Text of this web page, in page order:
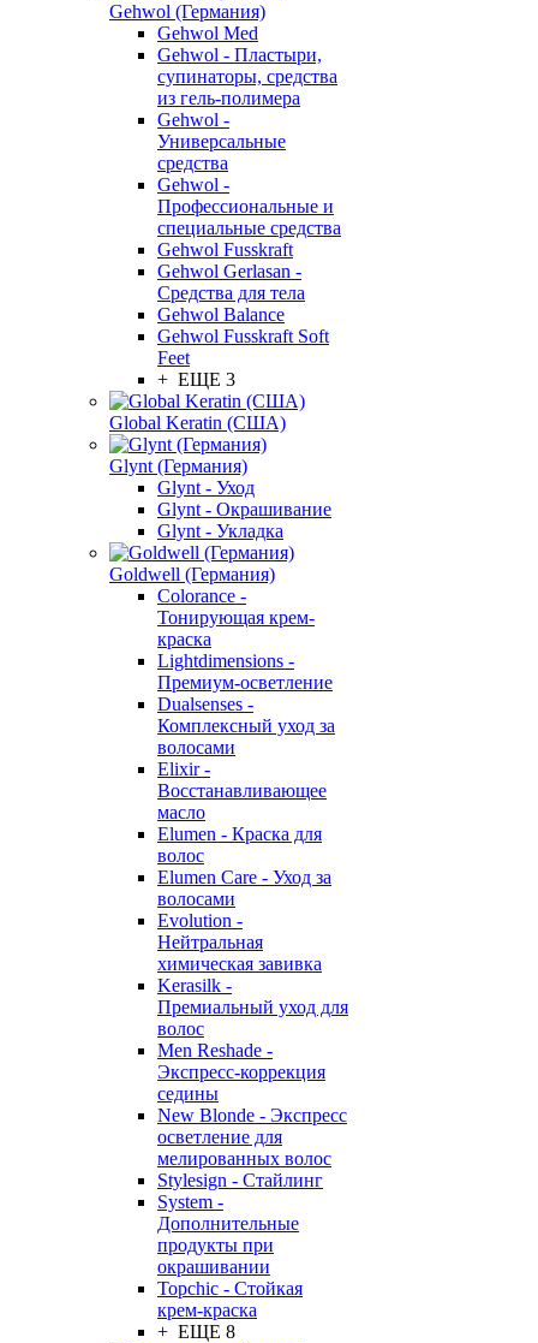
Gehwol (Германия)
Gehwol Med
Gehwol - Пластыри,
супинаторы, средства
из гель-полимера
Gehwol -
Универсальные
средства
Gehwol -
Профессиональные и
специальные средства
Gehwol Fusskraft
Gehwol Gerlasan -
Средства для тела
Gehwol Balance
Gehwol Fusskraft Soft
Feet
+ ЕЩЕ 3
Global Keratin (США)
Glynt (Германия)
Glynt - Уход
Glynt - Окрашивание
Glynt - Укладка
Goldwell (Германия)
Colorance -
Тонирующая крем-
краска
Lightdimensions -
Премиум-осветление
Dualsenses -
Комплексный уход за
волосами
Elixir -
Восстанавливающее
масло
Elumen - Краска для
волос
Elumen Care - Уход за
волосами
Evolution -
Нейтральная
химическая завивка
Kerasilk -
Премиальный уход для
волос
Men Reshade -
Экспресс-коррекция
седины
New Blonde - Экспресс
осветление для
мелированных волос
Stylesign - Стайлинг
System -
Дополнительные
продукты при
окрашивании
Topchic - Стойкая
крем-краска
+ ЕЩЕ 8